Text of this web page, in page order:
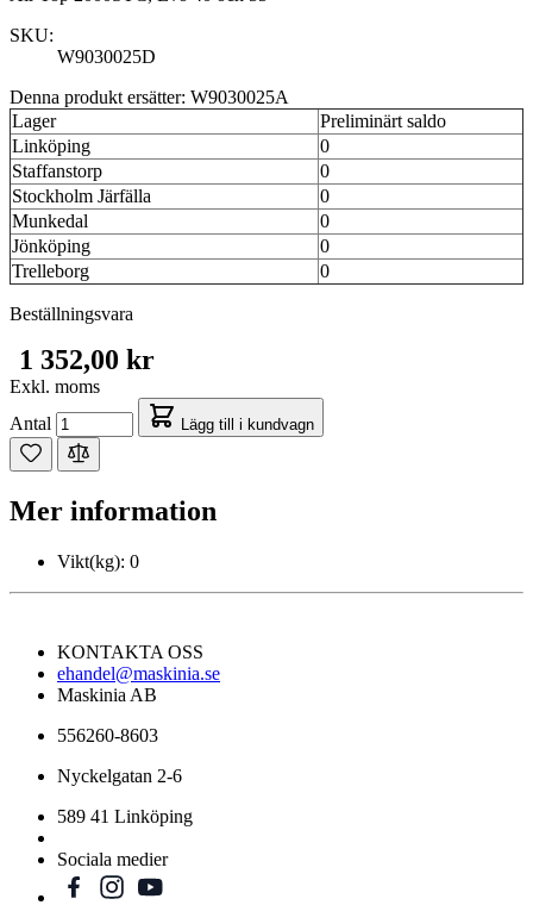
SKU:
W9030025D
Denna produkt ersätter: W9030025A
Lager
Preliminärt saldo
Linköping
0
Staffanstorp
0
Stockholm Järfälla
0
Munkedal
0
Jönköping
0
Trelleborg
0
Beställningsvara
1 352,00 kr
Exkl. moms
Antal
Lägg till i kundvagn
Mer information
Vikt(kg): 0
KONTAKTA OSS
ehandel@maskinia.se
Maskinia AB
556260-8603
Nyckelgatan 2-6
589 41 Linköping
Sociala medier